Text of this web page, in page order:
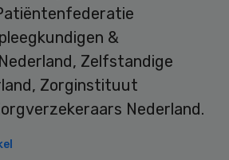
&
Zelfstandige
Zorginstituut
Nederland.